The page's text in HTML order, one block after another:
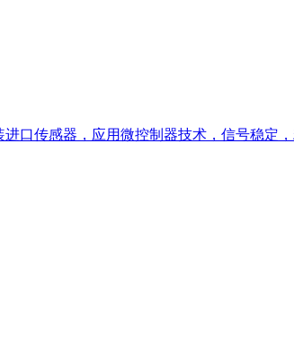
口传感器，应用微控制器技术，信号稳定